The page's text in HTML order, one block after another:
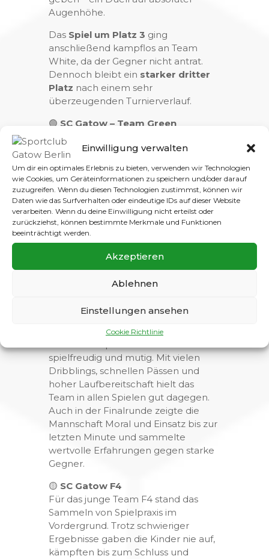
Einwilligung verwalten
Um dir ein optimales Erlebnis zu bieten, verwenden wir Technologien
wie Cookies, um Geräteinformationen zu speichern und/oder darauf
zuzugreifen. Wenn du diesen Technologien zustimmst, können wir
Daten wie das Surfverhalten oder eindeutige IDs auf dieser Website
verarbeiten. Wenn du deine Einwilligung nicht erteilst oder
zurückziehst, können bestimmte Merkmale und Funktionen
beeinträchtigt werden.
Akzeptieren
Ablehnen
Einstellungen ansehen
Cookie Richtlinie
Augenhöhe.
Das Spiel um Platz 3 ging
anschließend kampflos an Team
White, da der Gegner nicht antrat.
Dennoch bleibt ein starker dritter
Platz nach einem sehr
überzeugenden Turnierverlauf.
🟢 SC Gatow – Team Green
Team Green zeigte über das
gesamte Turnier hinweg großen
Einsatz und viel Zusammenhalt. In
der Gruppenphase kämpfte das
Team um jeden Ball und belohnte
sich mit sehenswerten Toren.
Das vereinsinterne Achtelfinale
gegen Team White war zwar das
Turnierende, doch die Kinder hielten
geschlossen zusammen, feuerten
sich gegenseitig an und
unterstützten anschließend ihre
Seitenlinie.
SC Gatow – Team Black
spielfreudig und mutig. Mit vielen
Dribblings, schnellen Pässen und
hoher Laufbereitschaft hielt das
Team in allen Spielen gut dagegen.
Auch in der Finalrunde zeigte die
Mannschaft Moral und Einsatz bis zur
letzten Minute und sammelte
wertvolle Erfahrungen gegen starke
Gegner.
🟡 SC Gatow F4
Für das junge Team F4 stand das
Sammeln von Spielpraxis im
Vordergrund. Trotz schwieriger
Ergebnisse gaben die Kinder nie auf,
kämpften bis zum Schluss und